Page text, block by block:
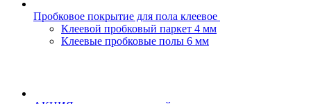
Пробковое покрытие для пола клеевое
Клеевой пробковый паркет 4 мм
Клеевые пробковые полы 6 мм